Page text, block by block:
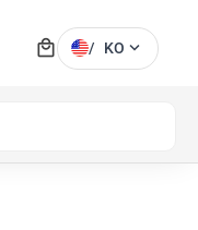
local_mall / KO expand_more